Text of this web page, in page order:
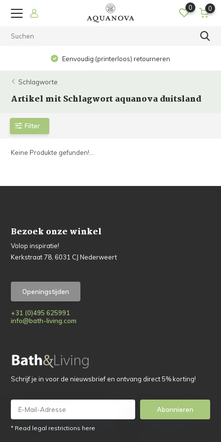
0 0
Eenvoudig (printerloos) retourneren
Schlagworte
Artikel mit Schlagwort aquanova duitsland
Filter
Keine Produkte gefunden!...
Bezoek onze winkel
Volop inspiratie!
Kerkstraat 78, 6031 CJ Nederweert
Openingstijden
+31 (0)495 625991
info@bath-living.com
Schrijf je in voor de nieuwsbrief en ontvang direct 5% korting!
Abonnieren
* Read legal restrictions here